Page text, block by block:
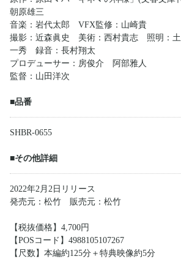
朝原雄三
音楽：岩代太郎 VFX監修：山崎貴
撮影：近森眞史 美術：西村貴志 照明：
一秀 録音：長村翔太
プロデューサー：房俊介 阿部雅人
監督：山田洋次
■品番
SHBR-0655
■その他詳細
2022年2月2日リリース
発売元：松竹 販売元：松竹
【税抜価格】4,700円
【POSコード】4988105107267
【尺数】本編約125分＋特典映像約5分